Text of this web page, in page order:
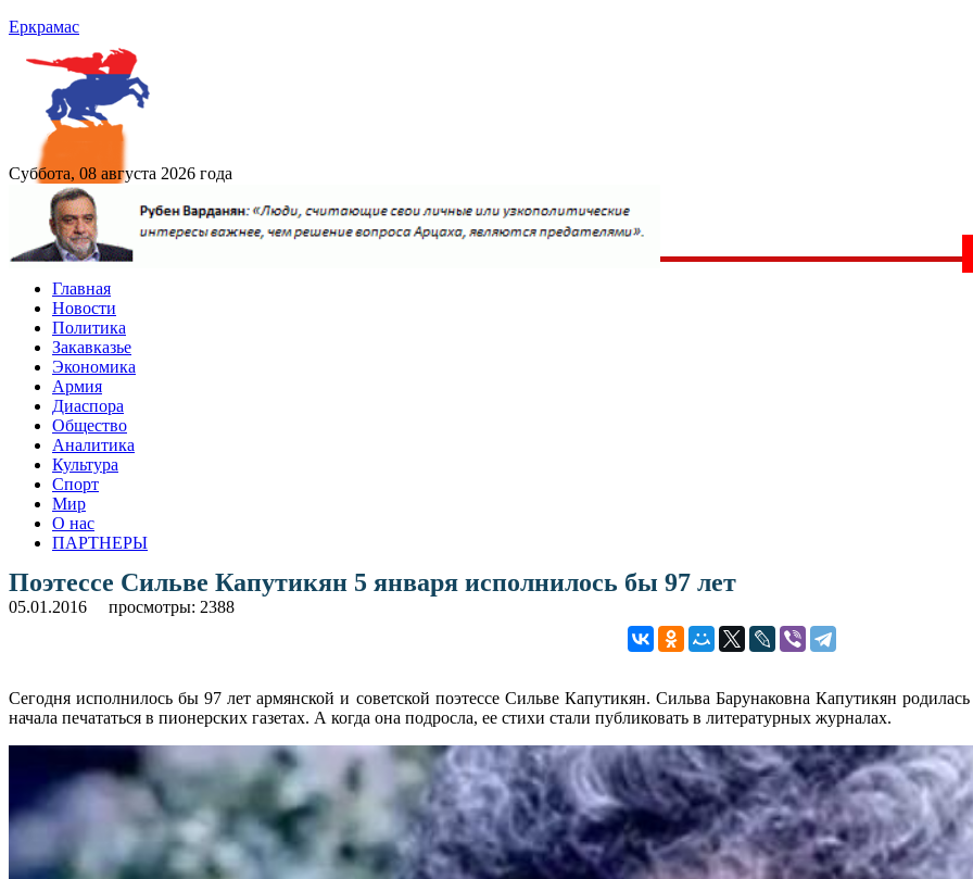
Еркрамас
Суббота, 08 августа 2026 года
Главная
Новости
Политика
Закавказье
Экономика
Армия
Диаспора
Общество
Аналитика
Культура
Спорт
Мир
О нас
ПАРТНЕРЫ
Поэтессе Сильве Капутикян 5 января исполнилось бы 97 лет
05.01.2016 просмотры: 2388
Сегодня исполнилось бы 97 лет армянской и советской поэтессе Сильве Капутикян. Сильва Барунаковна Капутикян
начала печататься в пионерских газетах. А когда она подросла, ее стихи стали публиковать в литературных журналах.